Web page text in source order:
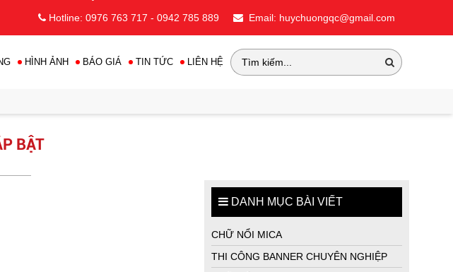
Hotline: 0976 763 717 - 0942 785 889 Email: huychuongqc@gmail.com
HÌNH ẢNH BÁO GIÁ TIN TỨC LIÊN HỆ
BẬT
DANH MỤC BÀI VIẾT
CHỮ NỔI MICA
THI CÔNG BANNER CHUYÊN NGHIỆP
•